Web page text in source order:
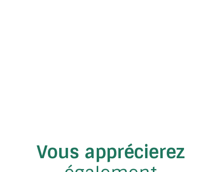
Vous apprécierez